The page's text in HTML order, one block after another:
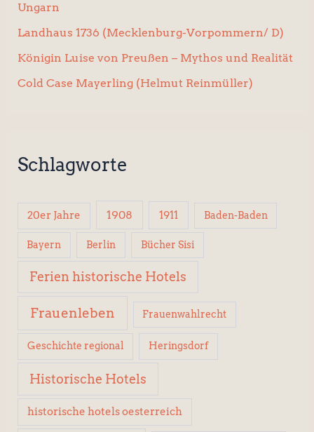
Ungarn
Landhaus 1736 (Mecklenburg-Vorpommern/ D)
Königin Luise von Preußen – Mythos und Realität
Cold Case Mayerling (Helmut Reinmüller)
Schlagworte
20er Jahre 1908 1911 Baden-Baden
Bayern Berlin Bücher Sisi
Ferien historische Hotels
Frauenleben Frauenwahlrecht
Geschichte regional Heringsdorf
Historische Hotels
historische hotels oesterreich